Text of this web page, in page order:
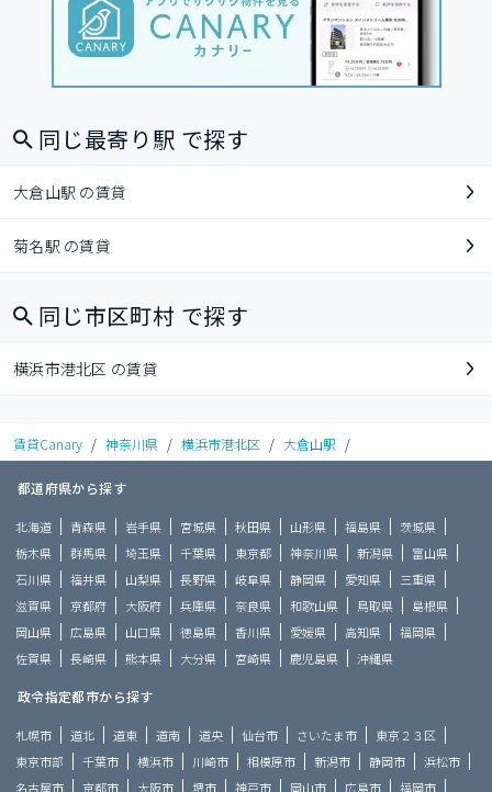
同じ最寄り駅 で探す
大倉山駅 の賃貸
菊名駅 の賃貸
同じ市区町村 で探す
横浜市港北区 の賃貸
賃貸Canary / 神奈川県 / 横浜市港北区 / 大倉山駅 /
都道府県から探す
北海道 青森県 岩手県 宮城県 秋田県 山形県 福島県
茨城県
栃木県
群馬県 埼玉県 千葉県 東京都 神奈川県 新潟県
富山県
石川県
福井県 山梨県 長野県 岐阜県 静岡県 愛知県
三重県
滋賀県
京都府 大阪府 兵庫県 奈良県 和歌山県 鳥取県
島根県
岡山県
広島県 山口県 徳島県 香川県 愛媛県 高知県
福岡県
佐賀県
長崎県 熊本県 大分県 宮崎県 鹿児島県 沖縄県
政令指定都市から探す
札幌市 道北 道東 道南 道央 仙台市 さいたま市
東京２３区
東京市部
千葉市 横浜市 川崎市 相模原市 新潟市 静岡市
浜松市
名古屋市
京都市 大阪市 堺市 神戸市 岡山市 広島市 福岡市